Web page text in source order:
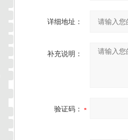
详细地址：
补充说明：
验证码：